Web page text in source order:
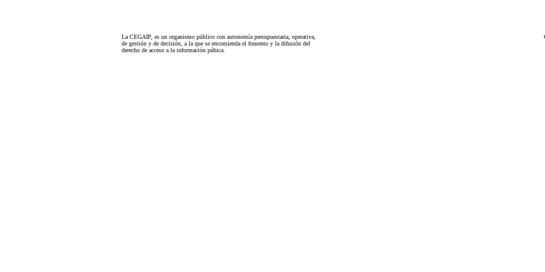
La CEGAIP, es un organismo público con autonomía presupuestaria, operativa,
de gestión y de decisión, a la que se encomienda el fomento y la difusión del
derecho de acceso a la información púbica.